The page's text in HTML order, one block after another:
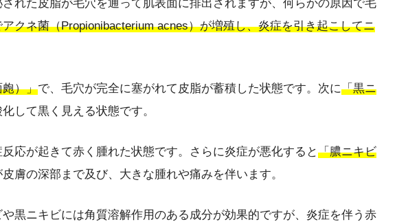
れた皮脂が毛穴を通って肌表面に排出されますが、何らかの原因で毛
クネ菌（Propionibacterium acnes）が増殖し、炎症を引き起こしてニ
）」で、毛穴が完全に塞がれて皮脂が蓄積した状態です。次に「黒ニ
して黒く見える状態です。
応が起きて赤く腫れた状態です。さらに炎症が悪化すると「膿ニキビ
膚の深部まで及び、大きな腫れや痛みを伴います。
黒ニキビには角質溶解作用のある成分が効果的ですが、炎症を伴う赤